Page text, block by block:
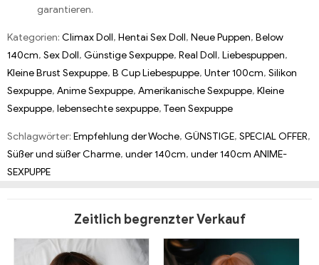
garantieren.
Kategorien: Climax Doll, Hentai Sex Doll, Neue Puppen, Below
140cm, Sex Doll, Günstige Sexpuppe, Real Doll, Liebespuppen,
Kleine Brust Sexpuppe, B Cup Liebespuppe, Unter 100cm, Silikon
Sexpuppe, Anime Sexpuppe, Amerikanische Sexpuppe, Kleine
Sexpuppe, lebensechte sexpuppe, Teen Sexpuppe
Schlagwörter: Empfehlung der Woche, GÜNSTIGE, SPECIAL OFFER,
Süßer und süßer Charme, under 140cm, under 140cm ANIME-
SEXPUPPE
Zeitlich begrenzter Verkauf